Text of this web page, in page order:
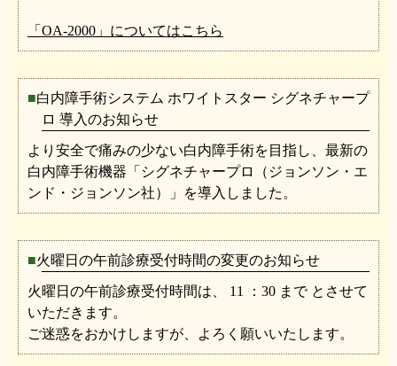
「OA-2000」についてはこちら
白内障手術システム ホワイトスター シグネチャープ
ロ 導入のお知らせ
より安全で痛みの少ない白内障手術を目指し、最新の
白内障手術機器「シグネチャープロ（ジョンソン・エ
ンド・ジョンソン社）」を導入しました。
火曜日の午前診療受付時間の変更のお知らせ
火曜日の午前診療受付時間は、 11 ：30 まで とさせて
いただきます。
ご迷惑をおかけしますが、よろく願いいたします。